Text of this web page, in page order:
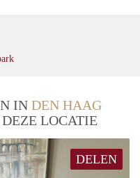
IN DEN HAAG
LOCATIE
DELEN